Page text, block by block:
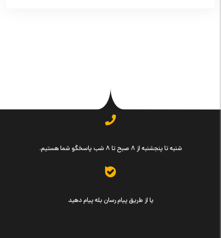
شنبه تا پنجشنبه از ۸ صبح تا ۸ شب پاسخگو شما هستیم.
یا از طریق پیام رسان بله پیام دهید